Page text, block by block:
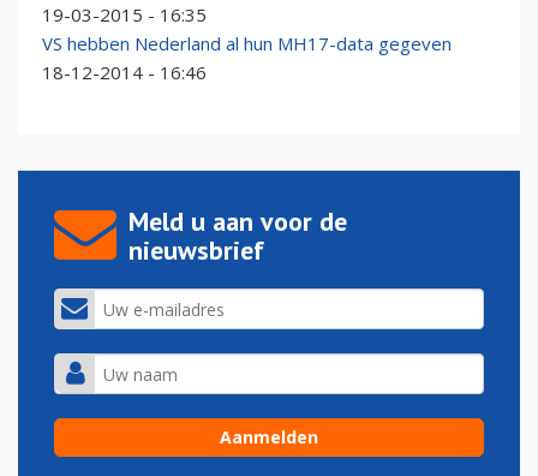
19-03-2015 - 16:35
VS hebben Nederland al hun MH17-data gegeven
18-12-2014 - 16:46
Meld u aan voor de
nieuwsbrief